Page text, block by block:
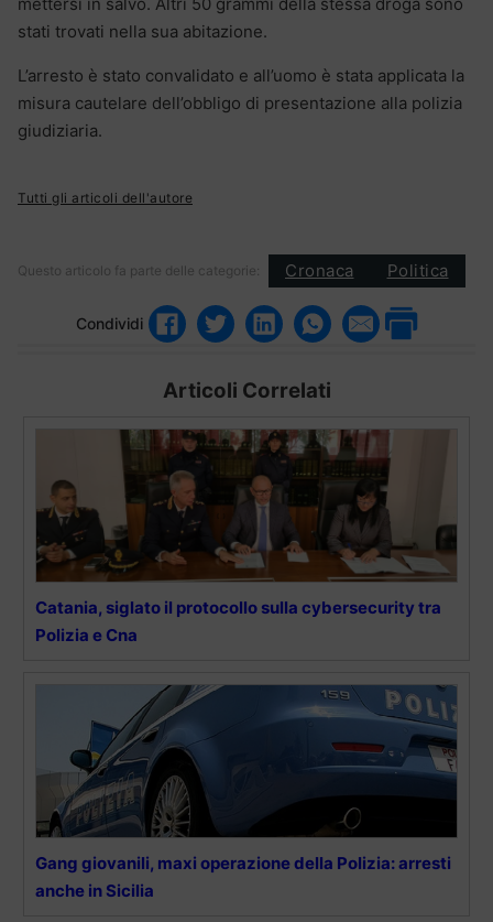
stati trovati nella sua abitazione.
L’arresto è stato convalidato e all’uomo è stata applicata la
misura cautelare dell’obbligo di presentazione alla polizia
giudiziaria.
Tutti gli articoli dell'autore
Questo articolo fa parte delle categorie: Cronaca Politica
Condividi
Articoli Correlati
Catania, siglato il protocollo sulla cybersecurity tra
Polizia e Cna
Gang giovanili, maxi operazione della Polizia: arresti
anche in Sicilia